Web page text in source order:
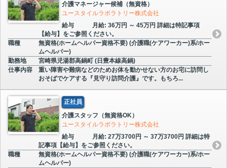
介護マネージャー候補（無資格）
ユースタイルラボラトリー株式会社
給与
月給: 36万円 ～ 45万円 詳細は特記事項
【給与】をご参照ください。
職種
無資格(ホームヘルパー資格不要) (介護職(ケアワーカー)系/ホー
ムヘルパー)
勤務地
宮崎県児湯郡高鍋町 (日豊本線高鍋)
仕事内容
重い障害や難病などのためお体を動かせない方のお宅に訪問し
おそばでケアする『見守り訪問介護』です。もちろ...
正社員
介護スタッフ（無資格OK）
ユースタイルラボラトリー株式会社
給与
月給: 27万3700円 ～ 37万3700円 詳細は特
記事項【給与】をご参照ください。
職種
無資格(ホームヘルパー資格不要) (介護職(ケアワーカー)系/ホー
ムヘルパー)